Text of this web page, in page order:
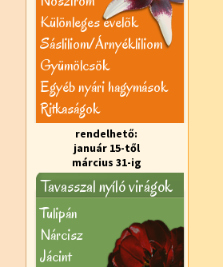
Különleges évelõk
Sásliliom/Árnyékliliom
Gyümölcsök
Egyéb nyári hagymások
Ritkaságok
rendelhető:
január 15-től
március 31-ig
Tavasszal nyíló virágok
Tulipán
Nárcisz
Jácint